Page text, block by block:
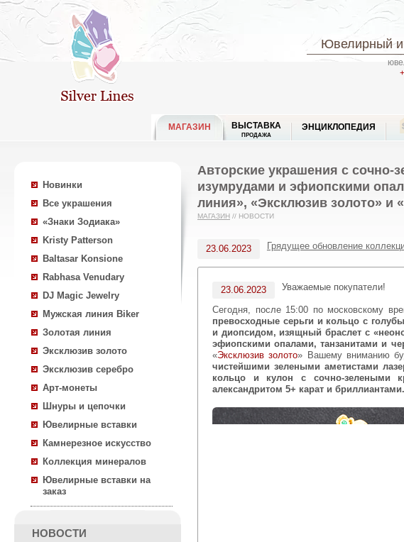
Ювелирный
МАГАЗИН ВЫСТАВКА
ПРОДАЖА
ЭНЦИКЛОПЕДИЯ
Новинки
Все украшения
«Знаки Зодиака»
Kristy Patterson
Baltasar Konsione
Rabhasa Venudary
DJ Magic Jewelry
Мужская линия Biker
Золотая линия
Эксклюзив золото
Эксклюзив серебро
Арт-монеты
Шнуры и цепочки
Ювелирные вставки
Камнерезное искусство
Коллекция минералов
Ювелирные вставки на
заказ
НОВОСТИ
Авторские украшения с сочно-
изумрудами и эфиопскими
линия», «Эксклюзив золото» и
МАГАЗИН // НОВОСТИ
23.06.2023 Грядущее обновление
23.06.2023 Уважаемые покупатели!
Сегодня, после 15:00 по московскому
превосходные серьги и кольцо с
и диопсидом, изящный браслет с
эфиопскими опалами, танзанитами и
«Эксклюзив золото» Вашему вниманию
чистейшими зелеными аметистами
кольцо и кулон с сочно-зелеными
александритом 5+ карат и бриллиантами.